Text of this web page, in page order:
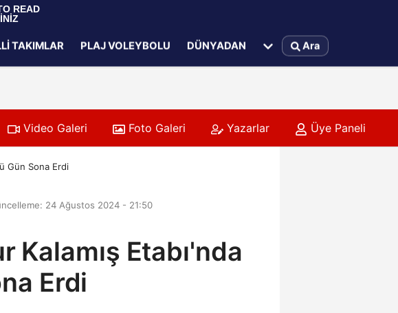
READ
TAKIMLAR PLAJ VOLEYBOLU DÜNYADAN Ara
Video Galeri Foto Galeri Yazarlar Üye Paneli
Gün Sona Erdi
24 Ağustos 2024 - 21:50
Kalamış Etabı'nda
Erdi